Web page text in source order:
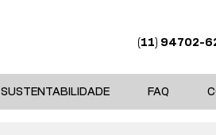
(11) 94702-
SUSTENTABILIDADE FAQ